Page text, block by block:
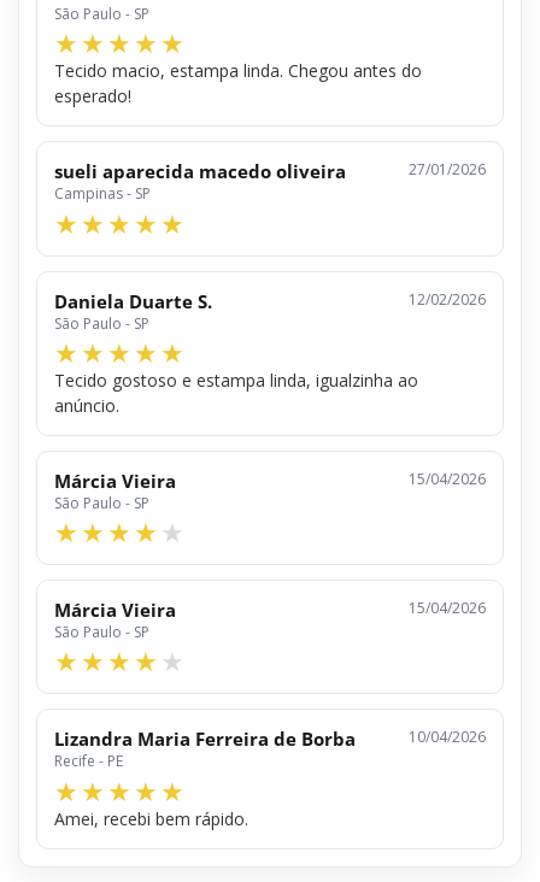
São Paulo - SP
Tecido macio, estampa linda. Chegou antes do
esperado!
sueli aparecida macedo oliveira
Campinas - SP
27/01/2026
Daniela Duarte S.
São Paulo - SP
12/02/2026
Tecido gostoso e estampa linda, igualzinha ao
anúncio.
Márcia Vieira
São Paulo - SP
15/04/2026
Márcia Vieira
São Paulo - SP
15/04/2026
Lizandra Maria Ferreira de Borba
Recife - PE
10/04/2026
Amei, recebi bem rápido.